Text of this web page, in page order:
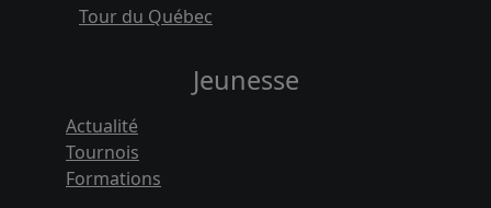
Tour du Québec
Jeunesse
Actualité
Tournois
Formations